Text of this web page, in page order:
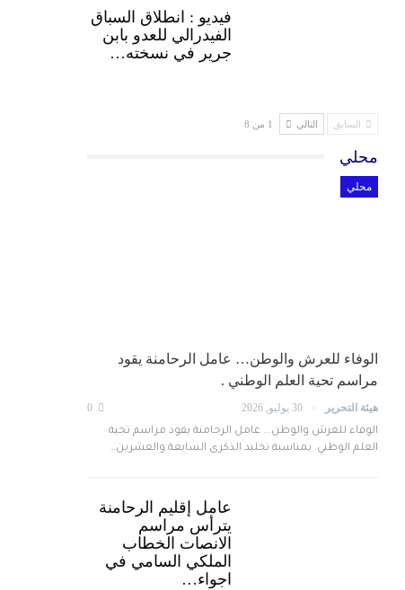
فيديو : انطلاق السباق
الفيدرالي للعدو بابن
جرير في نسخته…
السابق التالي 1 من 8
محلي
محلي
الوفاء للعرش والوطن… عامل الرحامنة يقود
مراسم تحية العلم الوطني .
هيئة التحرير 30 يوليو, 2026
الوفاء للعرش والوطن... عامل الرحامنة يقود مراسم تحية
العلم الوطني. بمناسبة تخليد الذكرى السابعة والعشرين…
عامل إقليم الرحامنة
يترأس مراسم
الانصات الخطاب
الملكي السامي في
اجواء…